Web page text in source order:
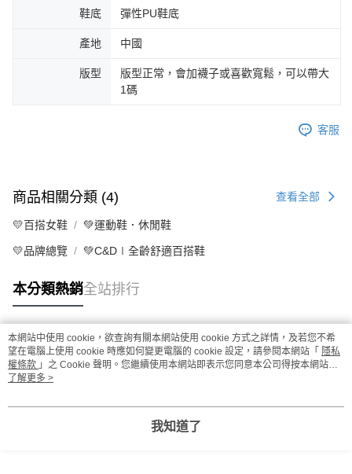
鞋底 彈性PU鞋底
產地 中國
版型
版型正常，會加襪子或喜歡寬鬆，可以帶大
1碼
客服
商品相關分類 (4) 查看全部
💛百搭女鞋 💚運動鞋．休閒鞋
💛品牌總覽 💚C&D∣全齡舒適百搭鞋
本分類熱銷全站排行
熱門標籤
本網站中使用 cookie，欲查詢有關本網站使用 cookie 方式之詳情，及若您不希
望在電腦上使用 cookie 時應如何變更電腦的 cookie 設定，請參閱本網站「 隱私
權條款 」之 Cookie 聲明。您繼續使用本網站即表示您同意本公司得按本網站使
用條款之 Cookie 聲明使用 cookie。
了解更多 >
我知道了